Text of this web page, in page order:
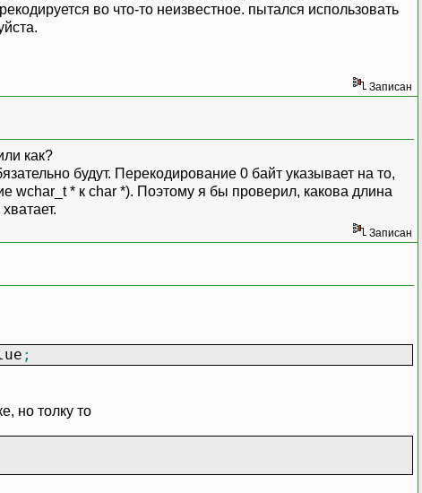
во что-то неизвестное. пытался использовать
Записан
как?
будут. Перекодирование 0 байт указывает на то,
wchar_t * к char *). Поэтому я бы проверил, какова длина
Записан
;
но толку то